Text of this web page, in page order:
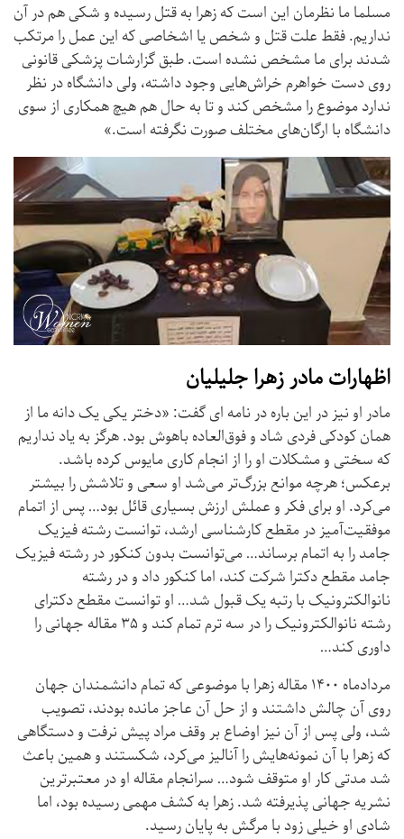
مسلما ما نظرمان این است که زهرا به قتل رسیده و شکی هم در آن
نداریم. فقط علت قتل و شخص یا اشخاصی که این عمل را مرتکب
شدند برای ما مشخص نشده است. طبق گزارشات پزشکی قانونی
روی دست خواهرم خراش‌هایی وجود داشته، ولی دانشگاه در نظر
ندارد موضوع را مشخص کند و تا به حال هم هیچ همکاری از سوی
دانشگاه با ارگان‌های مختلف صورت نگرفته است.»
اظهارات مادر زهرا جلیلیان
مادر او نیز در این باره در نامه ای گفت:‌ «دختر یکی یک دانه ما از
همان کودکی فردی شاد و فوق‌العاده باهوش بود. هرگز به یاد نداریم
که سختی و مشکلات او را از انجام کاری مایوس کرده باشد.
برعکس؛ هرچه موانع بزرگ‌تر می‌شد او سعی و تلاشش را بیشتر
می‌کرد. او برای فکر و عملش ارزش بسیاری قائل بود… پس از اتمام
موفقیت‌آمیز در مقطع کارشناسی ارشد، توانست رشته فیزیک
جامد را به اتمام برساند… می‌توانست بدون کنکور در رشته فیزیک
جامد مقطع دکترا شرکت کند، اما کنکور داد و در رشته
نانوالکترونیک با رتبه یک قبول شد… او توانست مقطع دکترای
رشته نانوالکترونیک را در سه ترم تمام کند و ۳۵ مقاله جهانی را
داوری کند…
مرداد‌ماه ۱۴۰۰ مقاله زهرا با موضوعی که تمام دانشمندان جهان
روی آن چالش داشتند و از حل آن عاجز مانده بودند، تصویب
شد، ولی پس از آن نیز اوضاع بر وقف مراد پیش نرفت و دستگاهی
که زهرا با آن نمونه‌هایش را آنالیز می‌کرد، شکستند و همین باعث
شد مدتی کار او متوقف شود… سرانجام مقاله او در معتبرترین
نشریه جهانی پذیرفته شد. زهرا به کشف مهمی رسیده بود، اما
شادی او خیلی زود با مرگش به پایان رسید.